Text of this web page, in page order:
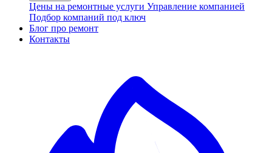
Цены на ремонтные услуги Управление компанией
Подбор компаний под ключ
Блог про ремонт
Контакты